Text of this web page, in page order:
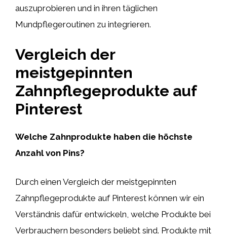
auszuprobieren und in ihren täglichen
Mundpflegeroutinen zu integrieren.
Vergleich der
meistgepinnten
Zahnpflegeprodukte auf
Pinterest
Welche Zahnprodukte haben die höchste
Anzahl von Pins?
Durch einen Vergleich der meistgepinnten
Zahnpflegeprodukte auf Pinterest können wir ein
Verständnis dafür entwickeln, welche Produkte bei
Verbrauchern besonders beliebt sind. Produkte mit